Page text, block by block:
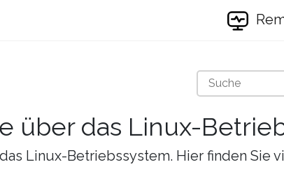
über das Linux-
Linux-Betriebssystem. Hier finden Sie